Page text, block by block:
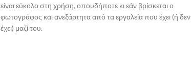
είναι εύκολο στη χρήση, οπουδήποτε κι εάν βρίσκεται ο
φωτογράφος και ανεξάρτητα από τα εργαλεία που έχει (ή δεν
έχει) μαζί του.